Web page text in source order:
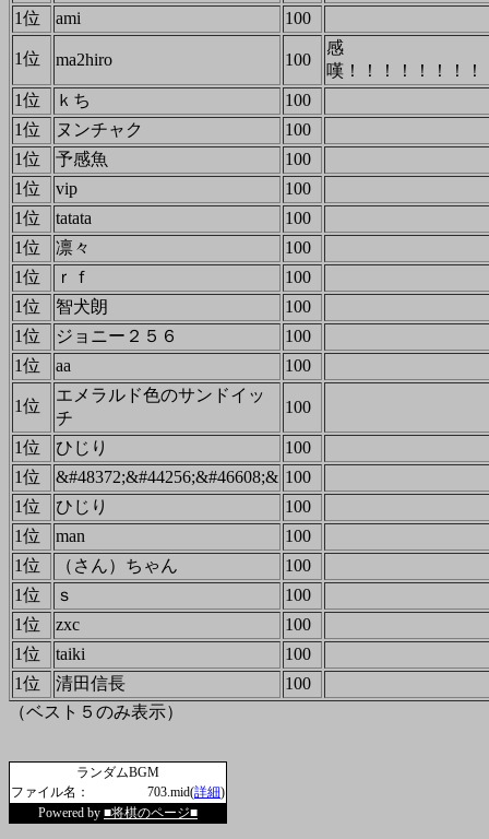
1位
ami 100
1位 ma2hiro 100
感
1位 ｋち
100
1位
ヌンチャク
100
1位
予感魚
100
1位
vip
100
1位
tatata
100
1位
凛々
100
1位
ｒｆ
100
1位
智犬朗
100
1位
ジョニー２５６
100
1位
aa 100
1位
エメラルド色のサンドイッ
チ
100
1位 ひじり
100
1位
&#48372;&#44256;&#46608;& 100
1位
ひじり
100
1位
man
100
1位
（さん）ちゃん
100
1位
ｓ
100
1位
zxc
100
1位
taiki
100
1位
清田信長
100
（ベスト５のみ表示）
ランダムBGM
ファイル名：
703.mid(詳細)
Powered by ■将棋のページ■